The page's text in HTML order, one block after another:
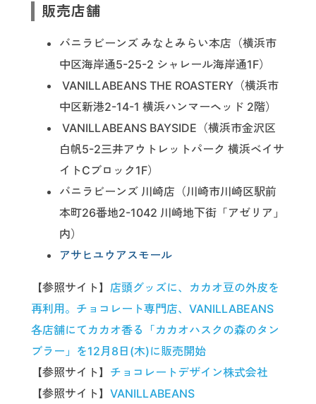
販売店舗
バニラビーンズ みなとみらい本店（横浜市
中区海岸通5-25-2 シャレール海岸通1F）
VANILLABEANS THE ROASTERY（横浜市
中区新港2-14-1 横浜ハンマーヘッド 2階）
VANILLABEANS BAYSIDE（横浜市金沢区
白帆5-2三井アウトレットパーク 横浜ベイサ
イトCブロック1F）
バニラビーンズ 川崎店（川崎市川崎区駅前
本町26番地2-1042 川崎地下街「アゼリア」
内）
アサヒユウアスモール
【参照サイト】 店頭グッズに、カカオ豆の外皮を
再利用。チョコレート専門店、VANILLABEANS
各店舗にてカカオ香る「カカオハスクの森のタン
ブラー」を12月8日(木)に販売開始
【参照サイト】 チョコレートデザイン株式会社
【参照サイト】 VANILLABEANS